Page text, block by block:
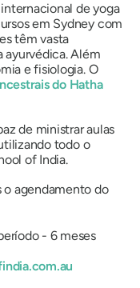
de yoga
em Sydney com
têm vasta
ayurvédica. Além
e fisiologia. O
do Hatha
de ministrar aulas
todo o
of India.
o agendamento do
- 6 meses